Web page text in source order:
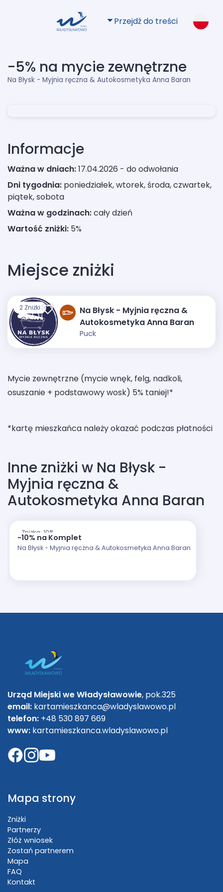
Przejdź do treści
-5% na mycie zewnętrzne
Na Błysk - Myjnia ręczna & Autokosmetyka Anna Baran
Informacje
Ważna w dniach:17.04.2026 - do odwołania
Dni tygodnia: poniedziałek, wtorek, środa, czwartek,
piątek, sobota
Ważna w godzinach:cały dzień
Wartość zniżki: 5%
Miejsce zniżki
2 Zniżki
Na Błysk - Myjnia ręczna &
Autokosmetyka Anna Baran
Puck
Mycie zewnętrzne (mycie wnęk, felg, nadkoli,
osuszanie + podstawowy wosk) 5% taniej!*
*kartę mieszkańca należy okazać podczas płatności
Inne zniżki w Na Błysk -
Myjnia ręczna &
Autokosmetyka Anna Baran
Zniżka: 10%
-10% na Komplet
Na Błysk - Myjnia ręczna & Autokosmetyka Anna Baran
Urząd Miejski we Władysławowie, pok.325
email: kartamieszkanca@wladyslawowo.pl
telefon: +48 530 897 669
www: kartamieszkanca.wladyslawowo.pl
Mapa strony
Zniżki
Partnerzy
Złóż wniosek
Zostań partnerem
Mapa
FAQ
Kontakt